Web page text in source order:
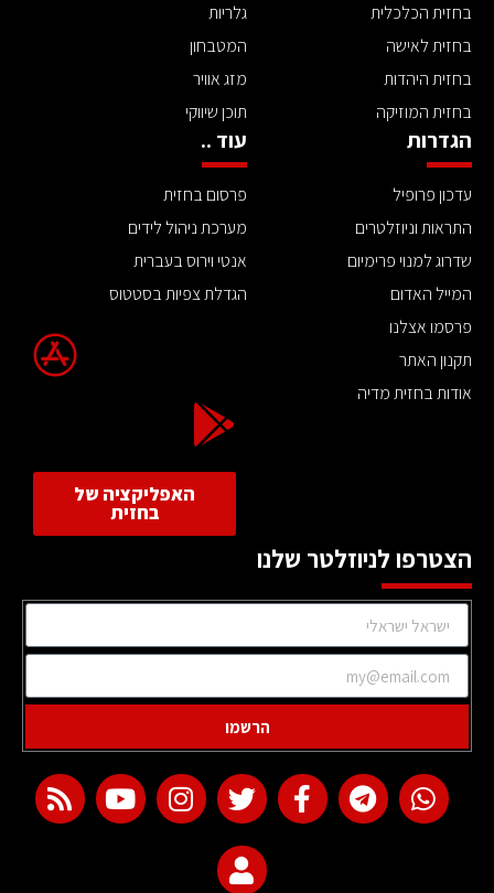
בחזית הכלכלית
בחזית לאישה
בחזית היהדות
בחזית המוזיקה
גלריות
המטבחון
מזג אוויר
תוכן שיווקי
הגדרות
עדכון פרופיל
התראות וניוזלטרים
שדרוג למנוי פרימיום
המייל האדום
פרסמו אצלנו
תקנון האתר
אודות בחזית מדיה
עוד ..
פרסום בחזית
מערכת ניהול לידים
אנטי וירוס בעברית
הגדלת צפיות בסטטוס
האפליקציה של
בחזית
הצטרפו לניוזלטר שלנו
הרשמו